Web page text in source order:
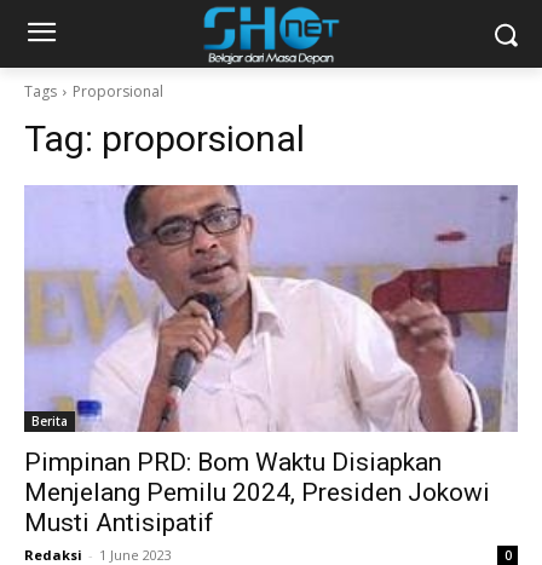
Tags Proporsional
Tag: proporsional
Berita
Pimpinan PRD: Bom Waktu Disiapkan
Menjelang Pemilu 2024, Presiden Jokowi
Musti Antisipatif
Redaksi - 1 June 2023 0